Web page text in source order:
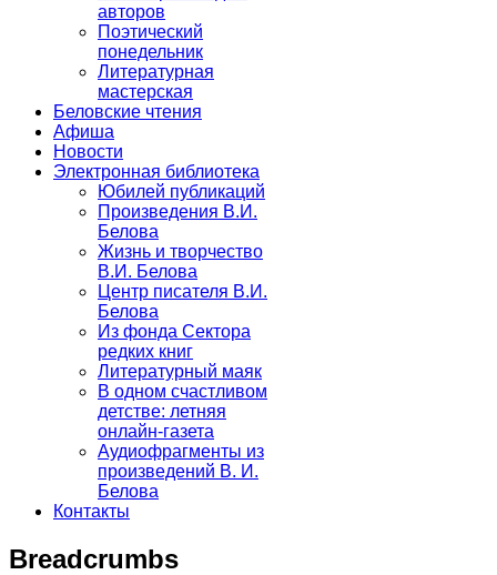
авторов
Поэтический
понедельник
Литературная
мастерская
Беловские чтения
Афиша
Новости
Электронная библиотека
Юбилей публикаций
Произведения В.И.
Белова
Жизнь и творчество
В.И. Белова
Центр писателя В.И.
Белова
Из фонда Сектора
редких книг
Литературный маяк
В одном счастливом
детстве: летняя
онлайн-газета
Аудиофрагменты из
произведений В. И.
Белова
Контакты
Breadcrumbs